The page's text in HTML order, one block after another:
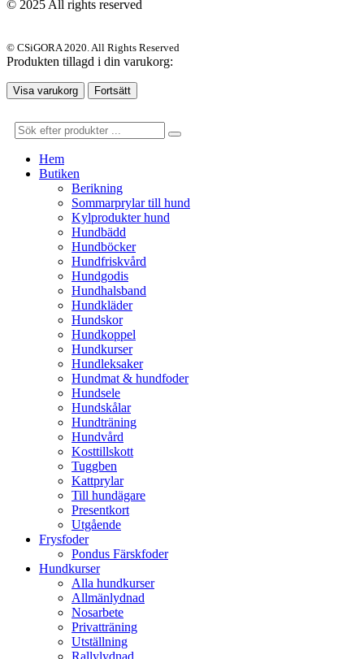
© 2025 All rights reserved
© CSiGORA 2020. All Rights Reserved
Produkten tillagd i din varukorg:
Visa varukorg Fortsätt
Hem
Butiken
Berikning
Sommarprylar till hund
Kylprodukter hund
Hundbädd
Hundböcker
Hundfriskvård
Hundgodis
Hundhalsband
Hundkläder
Hundskor
Hundkoppel
Hundkurser
Hundleksaker
Hundmat & hundfoder
Hundsele
Hundskålar
Hundträning
Hundvård
Kosttillskott
Tuggben
Kattprylar
Till hundägare
Presentkort
Utgående
Frysfoder
Pondus Färskfoder
Hundkurser
Alla hundkurser
Allmänlydnad
Nosarbete
Privatträning
Utställning